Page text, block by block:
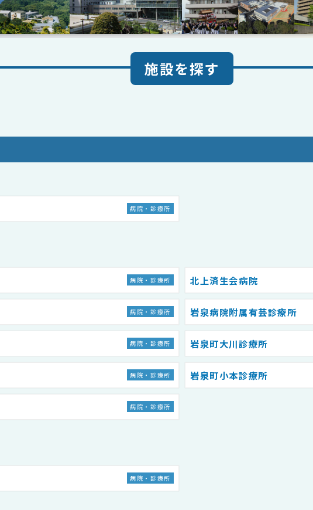
施設を探す
病院・診療所
病院・診療所 北上済生会病院
病院・診療所 岩泉病院附属有芸診療所
病院・診療所 岩泉町大川診療所
病院・診療所 岩泉町小本診療所
病院・診療所
病院・診療所